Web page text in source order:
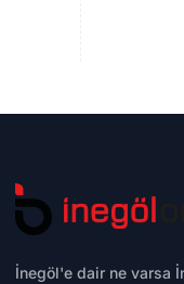
İnegöl'e dair ne varsa